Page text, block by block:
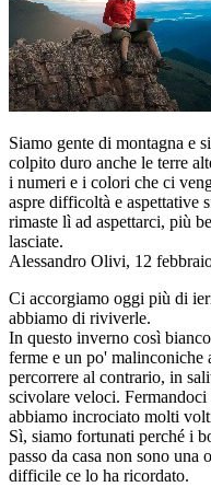
Siamo gente di montagna e
colpito duro anche le terre
i numeri e i colori che ci
aspre difficoltà e aspettative
rimaste lì ad aspettarci, più
lasciate.
Alessandro Olivi, 12
Ci accorgiamo oggi più di
abbiamo di riviverle.
In questo inverno così
ferme e un po' malinconiche
percorrere al contrario, in
scivolare veloci. Fermandoci
abbiamo incrociato molti
Sì, siamo fortunati perché i
passo da casa non sono una
difficile ce lo ha ricordato.